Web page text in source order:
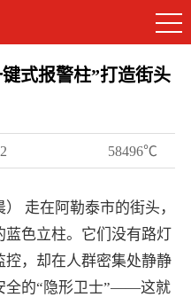
式报警柱”打造街头
58496℃
走在阿勒泰市的街头，
色立柱。它们没有路灯
，却在人群密集处静静
全的“隐形卫士”——这就